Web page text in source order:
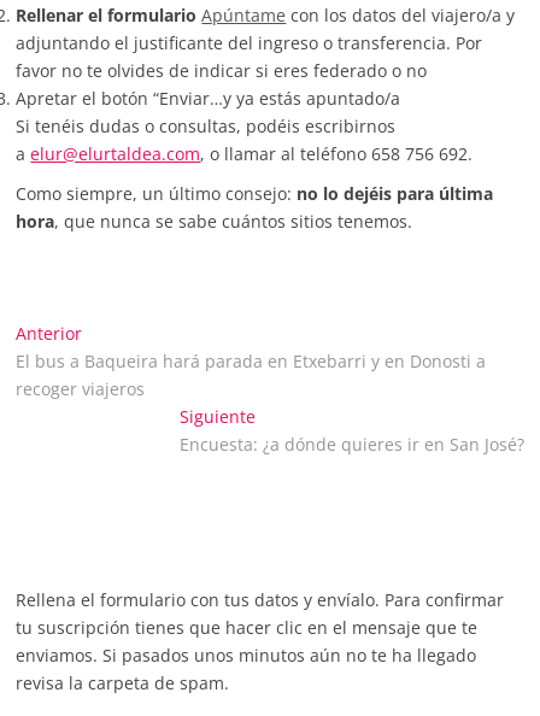
Rellenar el formulario Apúntame con los datos del viajero/a y
adjuntando el justificante del ingreso o transferencia. Por
favor no te olvides de indicar si eres federado o no
Apretar el botón “Enviar…y ya estás apuntado/a
Si tenéis dudas o consultas, podéis escribirnos
aelur@elurtaldea.com, o llamar al teléfono 658 756 692.
Como siempre, un último consejo: no lo dejéis para última
hora, que nunca se sabe cuántos sitios tenemos.
Navegación
de
AnteriorEntrada
anterior:
El bus a Baqueira hará parada en Etxebarri y en Donosti a
recoger viajeros
SiguienteEntrada
siguiente:
Encuesta: ¿a dónde quieres ir en San José?
Rellena el formulario con tus datos y envíalo. Para confirmar
tu suscripción tienes que hacer clic en el mensaje que te
enviamos. Si pasados unos minutos aún no te ha llegado
revisa la carpeta de spam.